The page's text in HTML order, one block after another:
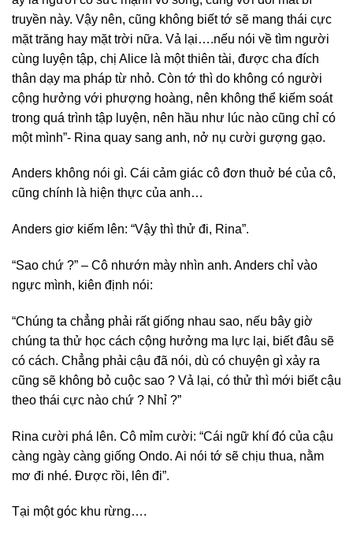
truyền này. Vậy nên, cũng không biết tớ sẽ mang thái cực
mặt trăng hay mặt trời nữa. Vả lại….nếu nói về tìm người
cùng luyện tập, chị Alice là một thiên tài, được cha đích
thân dạy ma pháp từ nhỏ. Còn tớ thì do không có người
cộng hưởng với phượng hoàng, nên không thể kiếm soát
trong quá trình tập luyện, nên hầu như lúc nào cũng chỉ có
một mình”- Rina quay sang anh, nở nụ cười gượng gạo.
Anders không nói gì. Cái cảm giác cô đơn thuở bé của cô,
cũng chính là hiện thực của anh…
Anders giơ kiếm lên: “Vậy thì thử đi, Rina”.
“Sao chứ ?” – Cô nhướn mày nhìn anh. Anders chỉ vào
ngực mình, kiên định nói:
“Chúng ta chẳng phải rất giống nhau sao, nếu bây giờ
chúng ta thử học cách cộng hưởng ma lực lại, biết đâu sẽ
có cách. Chẳng phải cậu đã nói, dù có chuyện gì xảy ra
cũng sẽ không bỏ cuộc sao ? Vả lại, có thử thì mới biết cậu
theo thái cực nào chứ ? Nhỉ ?”
Rina cười phá lên. Cô mỉm cười: “Cái ngữ khí đó của cậu
càng ngày càng giống Ondo. Ai nói tớ sẽ chịu thua, nằm
mơ đi nhé. Được rồi, lên đi”.
Tại một góc khu rừng….